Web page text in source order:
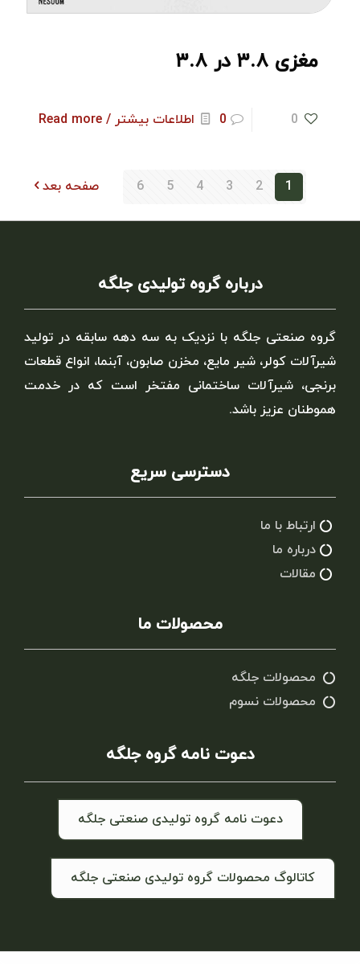
مغزی ۳.۸ در ۳.۸
0
0 اطلاعات بیشتر / Read more
1
2
3
4
5
6 صفحه بعد
درباره گروه تولیدی جلگه
گروه صنعتی جلگه با نزدیک به سه دهه سابقه در تولید
شیرآلات کولر، شیر مایع، مخزن صابون، آبنما، انواع قطعات
برنجی، شیرآلات ساختمانی مفتخر است که در خدمت
هموطنان عزیز باشد.
دسترسی سریع
ارتباط با ما
درباره ما
مقالات
محصولات ما
محصولات جلگه
محصولات نسوم
دعوت نامه گروه جلگه
دعوت نامه گروه تولیدی صنعتی جلگه
کاتالوگ محصولات گروه تولیدی صنعتی جلگه